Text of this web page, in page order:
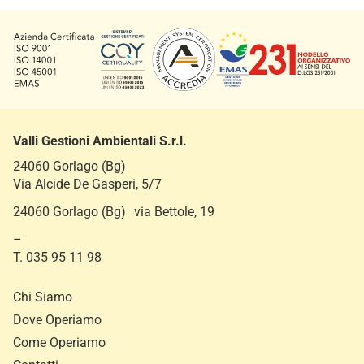
y
g
Valli Gestioni Ambientali S.r.l.
24060 Gorlago (Bg)
Via Alcide De Gasperi, 5/7
24060 Gorlago (Bg) via Bettole, 19
–
T. 035 95 11 98
Chi Siamo
Dove Operiamo
Come Operiamo